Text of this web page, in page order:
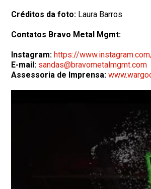
Créditos da foto: Laura Barros
Contatos Bravo Metal Mgmt:
Instagram: https://
E-mail: sandas@bravometalmgmt.com
Assessoria de Imprensa: